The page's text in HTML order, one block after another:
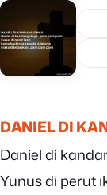
DANIEL DI
Daniel di
Yunus di perut